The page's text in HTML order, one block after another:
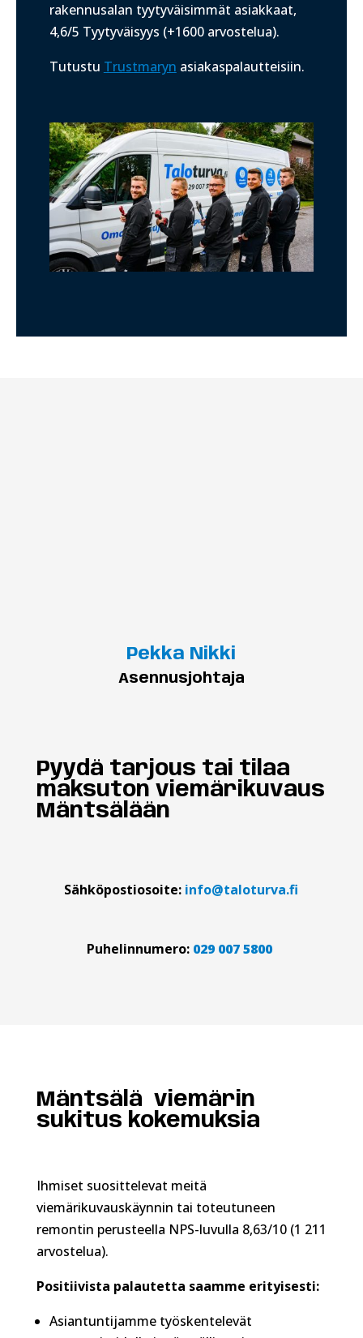
rakennusalan tyytyväisimmät asiakkaat,
4,6/5 Tyytyväisyys (+1600 arvostelua).
Tutustu Trustmaryn asiakaspalautteisiin.
Pekka Nikki
Asennusjohtaja
Pyydä tarjous tai tilaa
maksuton viemärikuvaus
Mäntsälään
Sähköpostiosoite: info@taloturva.fi
Puhelinnumero: 029 007 5800
Mäntsälä viemärin
sukitus kokemuksia
Ihmiset suosittelevat meitä
viemärikuvauskäynnin tai toteutuneen
remontin perusteella NPS-luvulla 8,63/10 (1 211
arvostelua).
Positiivista palautetta saamme erityisesti:
Asiantuntijamme työskentelevät